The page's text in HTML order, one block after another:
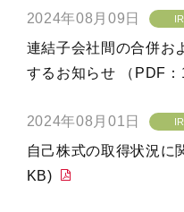
2024年08月09日
連結子会社間の合併お
するお知らせ （PDF
2024年08月01日
自己株式の取得状況に
KB)